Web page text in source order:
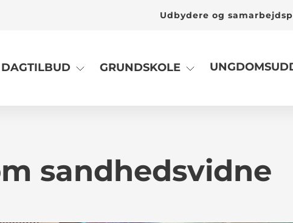
Udbydere og
DAGTILBUD GRUNDSKOLE
sandhedsvidne